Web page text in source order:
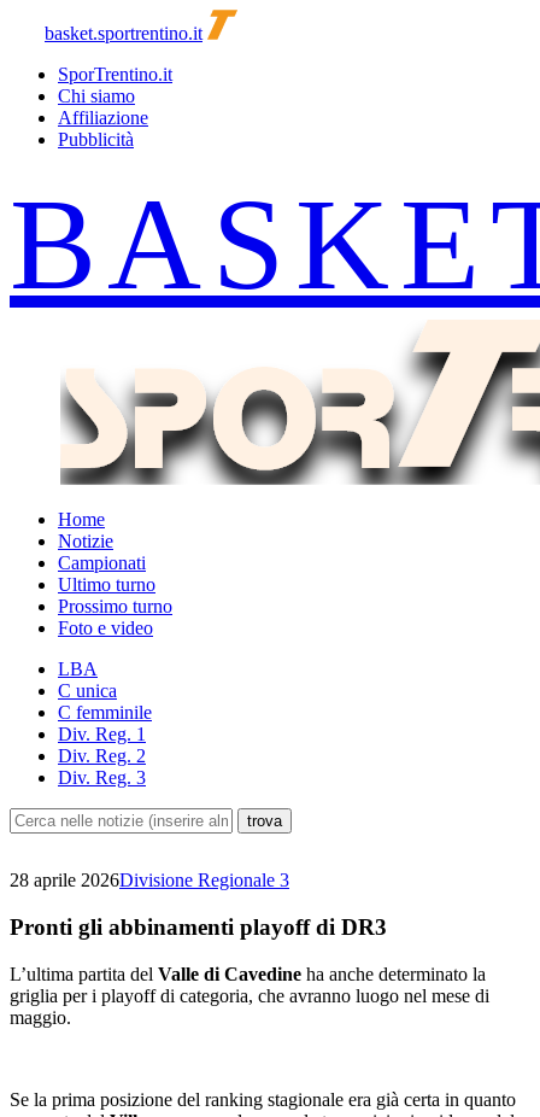
basket.sportrentino.it
SporTrentino.it
Chi siamo
Affiliazione
Pubblicità
Home
Notizie
Campionati
Ultimo turno
Prossimo turno
Foto e video
LBA
C unica
C femminile
Div. Reg. 1
Div. Reg. 2
Div. Reg. 3
28 aprile 2026Divisione Regionale 3
Pronti gli abbinamenti playoff di DR3
L’ultima partita del Valle di Cavedine ha anche determinato la
griglia per i playoff di categoria, che avranno luogo nel mese di
maggio.
Se la prima posizione del ranking stagionale era già certa in quanto